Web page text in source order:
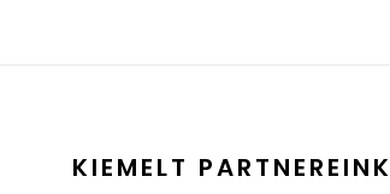
KIEMELT PARTNEREINK